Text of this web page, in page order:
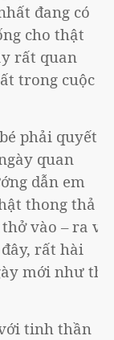
đang có
cho thật
rất quan
trong cuộc
phải quyết
quan
dẫn em
thong thả
vào – ra và
rất hài
mới như thế
tinh thần